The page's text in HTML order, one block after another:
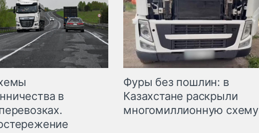
в
Фуры без пошлин: в
Казахстане раскрыли
многомиллионную схему